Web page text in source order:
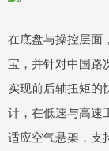
在底盘与操控层面
宝，并针对中国路
实现前后轴扭矩的
计，在低速与高速
适应空气悬架，支